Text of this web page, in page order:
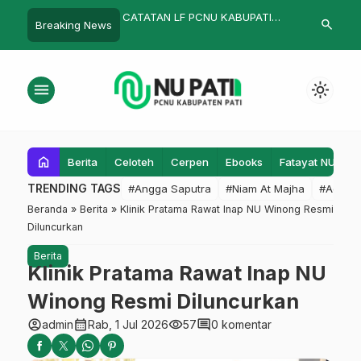
Breaking News
Mutlak
CATATAN LF PCNU KABUPATI
Rodhiyah
search
menu light_mode
home Berita Celoteh Cerpen Ebooks Fatayat NU
TRENDING TAGS #Angga Saputra #Niam At Majha #Admin
Beranda » Berita » Klinik Pratama Rawat Inap NU Winong Resmi
Diluncurkan
Berita
Klinik Pratama Rawat Inap NU
Winong Resmi Diluncurkan
account_circleadmincalendar_monthRab, 1 Jul 2026visibility57comment0 komentar